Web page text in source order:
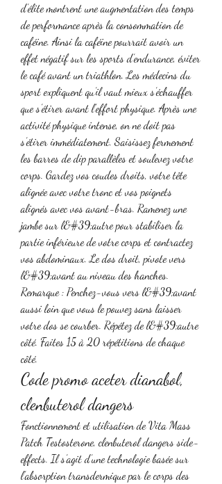
d’élite montrent une augmentation des temps
de performance après la consommation de
caféine. Ainsi la caféine pourrait avoir un
effet négatif sur les sports d’endurance, éviter
le café avant un triathlon. Les médecins du
sport expliquent qu’il vaut mieux s’échauffer
que s’étirer avant l’effort physique. Après une
activité physique intense, on ne doit pas
s’étirer immédiatement. Saisissez fermement
les barres de dip parallèles et soulevez votre
corps. Gardez vos coudes droits, votre tête
alignée avec votre tronc et vos poignets
alignés avec vos avant-bras. Ramenez une
jambe sur l&#39;autre pour stabiliser la
partie inférieure de votre corps et contractez
vos abdominaux. Le dos droit, pivote vers
l&#39;avant au niveau des hanches.
Remarque : Penchez-vous vers l&#39;avant
aussi loin que vous le pouvez sans laisser
votre dos se courber. Répétez de l&#39;autre
côté. Faites 15 à 20 répétitions de chaque
côté.
Code promo aceter dianabol,
clenbuterol dangers
Fonctionnement et utilisation de Vita Mass
Patch Testosterone, clenbuterol dangers side-
effects. Il s’agit d’une technologie basée sur
l’absorption transdermique par le corps des